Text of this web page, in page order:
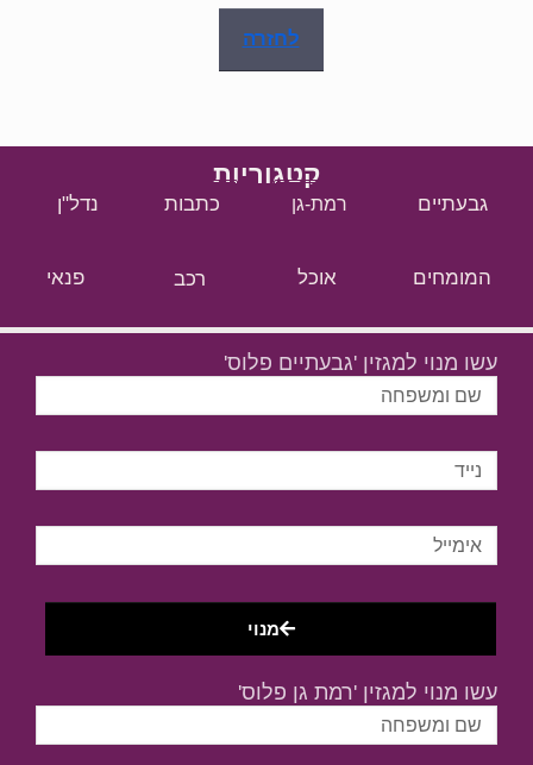
לחזרה
קטגוריות
גבעתיים רמת-גן כתבות נדל"ן
המומחים אוכל רכב פנאי
עשו מנוי למגזין 'גבעתיים פלוס'
מנוי
עשו מנוי למגזין 'רמת גן פלוס'